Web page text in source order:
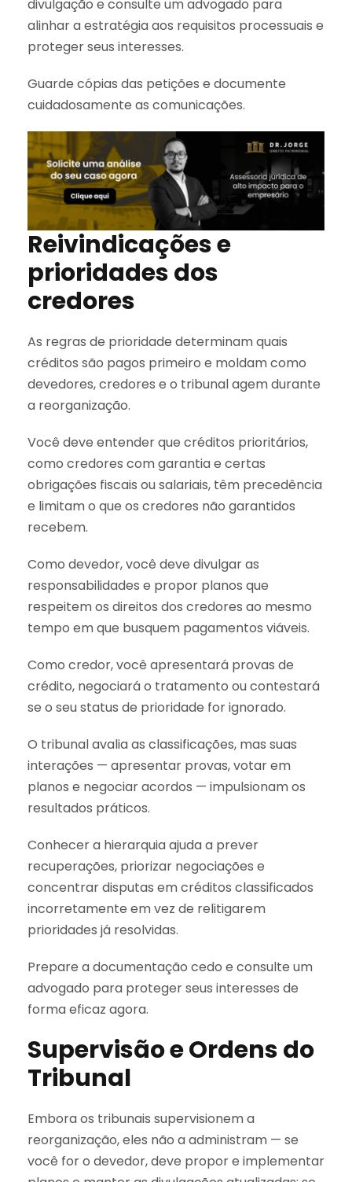
divulgação e consulte um advogado para
alinhar a estratégia aos requisitos processuais e
proteger seus interesses.
Guarde cópias das petições e documente
cuidadosamente as comunicações.
Reivindicações e
prioridades dos
credores
As regras de prioridade determinam quais
créditos são pagos primeiro e moldam como
devedores, credores e o tribunal agem durante
a reorganização.
Você deve entender que créditos prioritários,
como credores com garantia e certas
obrigações fiscais ou salariais, têm precedência
e limitam o que os credores não garantidos
recebem.
Como devedor, você deve divulgar as
responsabilidades e propor planos que
respeitem os direitos dos credores ao mesmo
tempo em que busquem pagamentos viáveis.
Como credor, você apresentará provas de
crédito, negociará o tratamento ou contestará
se o seu status de prioridade for ignorado.
O tribunal avalia as classificações, mas suas
interações — apresentar provas, votar em
planos e negociar acordos — impulsionam os
resultados práticos.
Conhecer a hierarquia ajuda a prever
recuperações, priorizar negociações e
concentrar disputas em créditos classificados
incorretamente em vez de relitigarem
prioridades já resolvidas.
Prepare a documentação cedo e consulte um
advogado para proteger seus interesses de
forma eficaz agora.
Supervisão e Ordens do
Tribunal
Embora os tribunais supervisionem a
reorganização, eles não a administram — se
você for o devedor, deve propor e implementar